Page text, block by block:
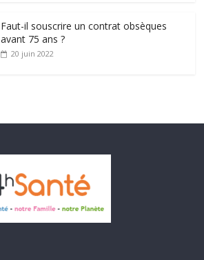
Faut-il souscrire un contrat obsèques
avant 75 ans ?
20 juin 2022